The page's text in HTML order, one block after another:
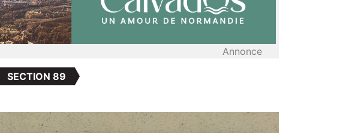
Annonce
SECTION 89